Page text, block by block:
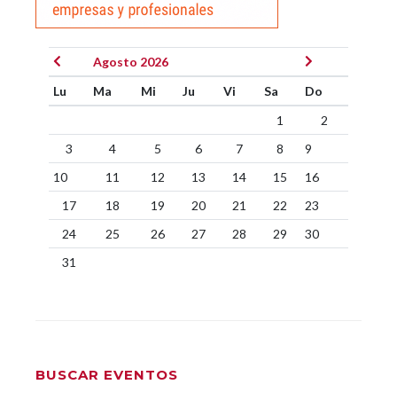
Agosto 2026
Lu
Ma Mi Ju Vi Sa
Do
1
2
3
4 5 6 7 8
9
10
11 12 13 14 15
16
17
18 19 20 21 22
23
24
25 26 27 28 29
30
31
BUSCAR EVENTOS